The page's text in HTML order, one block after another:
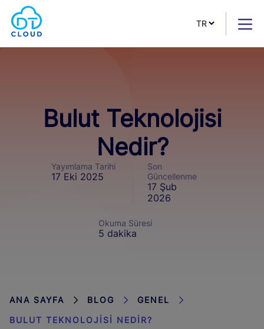
Bulut Teknolojisi
Nedir?
Yayımlama Tarihi
17 Eki 2025
Son
Güncellenme
17 Şub
2026
Okuma Süresi
5 dakika
ANA SAYFA BLOG
GENEL
BULUT TEKNOLOJISI NEDIR?